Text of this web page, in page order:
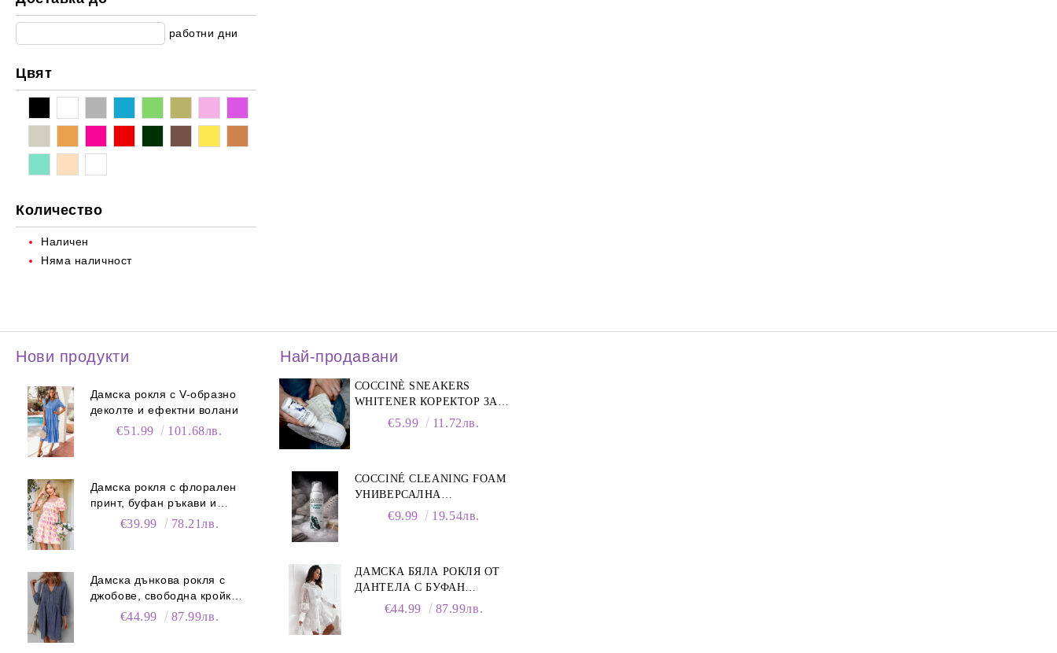
За прохождане
Мрежести/Прозиращи материи
Коледа
работни дни
Цвят
Количество
Наличен
Няма наличност
Нови продукти
Дамска рокля с V-образно
деколте и ефектни волани
€51.99 101.68лв.
Дамска рокля с флорален
принт, буфан ръкави и
джобове€39.99 78.21лв.
Дамска дънкова рокля с
джобове, свободна кройка и
V-образно деколте
€44.99 87.99лв.
Най-продавани
COCCINÈ SNEAKERS
WHITENER КОРЕКТОР ЗА
БЕЛИ МАРАТОНКИ, 75 ML
€5.99 11.72лв.
COCCINÉ CLEANING FOAM
УНИВЕРСАЛНА
ПОЧИСТВАЩА ПЯНА ЗА
€9.99 19.54лв.
ДАМСКА БЯЛА РОКЛЯ ОТ
ДАНТЕЛА С БУФАН
РЪКАВИ И ЯКА
€44.99 87.99лв.